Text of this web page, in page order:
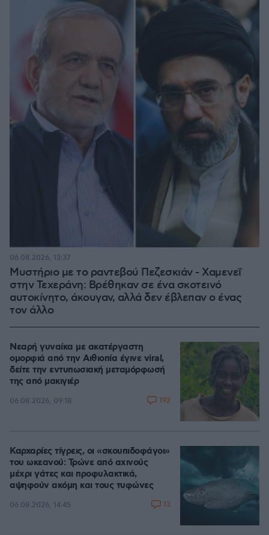
Μυστήριο με το ραντεβού Πεζεσκιάν - Χαμενεΐ
στην Τεχεράνη: Βρέθηκαν σε ένα σκοτεινό
αυτοκίνητο, άκουγαν, αλλά δεν έβλεπαν ο ένας
τον άλλο
06.08.2026, 13:37
Νεαρή γυναίκα με ακατέργαστη
ομορφιά από την Αιθιοπία έγινε viral,
δείτε την εντυπωσιακή μεταμόρφωσή
της από μακιγιέρ
06.08.2026, 09:18 192
Καρχαρίες τίγρεις, οι «σκουπιδοφάγοι»
του ωκεανού: Τρώνε από αχινούς
μέχρι γάτες και προφυλακτικά,
αψηφούν ακόμη και τους τυφώνες
06.08.2026, 14:45 13